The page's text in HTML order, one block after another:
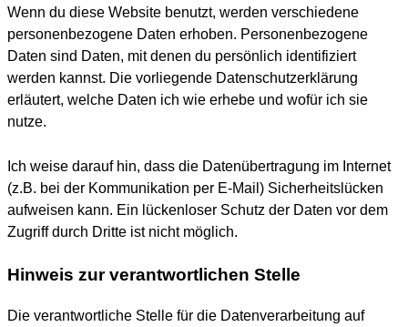
Wenn du diese Website benutzt, werden verschiedene
personenbezogene Daten erhoben. Personenbezogene
Daten sind Daten, mit denen du persönlich identifiziert
werden kannst. Die vorliegende Datenschutzerklärung
erläutert, welche Daten ich wie erhebe und wofür ich sie
nutze.
Ich weise darauf hin, dass die Datenübertragung im Internet
(z.B. bei der Kommunikation per E-Mail) Sicherheitslücken
aufweisen kann. Ein lückenloser Schutz der Daten vor dem
Zugriff durch Dritte ist nicht möglich.
Hinweis zur verantwortlichen Stelle
Die verantwortliche Stelle für die Datenverarbeitung auf